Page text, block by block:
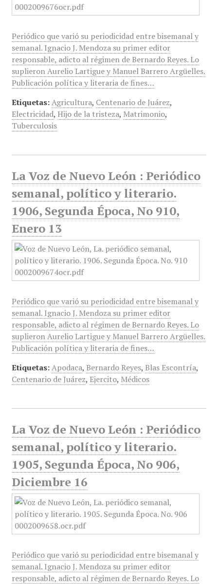
Periódico que varió su periodicidad entre bisemanal y
semanal. Ignacio J. Mendoza su primer editor
responsable, adicto al régimen de Bernardo Reyes. Lo
suplieron Aurelio Lartigue y Manuel Barrero Argüelles.
Publicación política y literaria de fines…
Etiquetas: Agricultura, Centenario de Juárez,
Electricidad, Hijo de la tristeza, Matrimonio,
Tuberculosis
La Voz de Nuevo León : Periódico
semanal, político y literario.
1906, Segunda Época, No 910,
Enero 13
Periódico que varió su periodicidad entre bisemanal y
semanal. Ignacio J. Mendoza su primer editor
responsable, adicto al régimen de Bernardo Reyes. Lo
suplieron Aurelio Lartigue y Manuel Barrero Argüelles.
Publicación política y literaria de fines…
Etiquetas: Apodaca, Bernardo Reyes, Blas Escontría,
Centenario de Juárez, Ejercito, Médicos
La Voz de Nuevo León : Periódico
semanal, político y literario.
1905, Segunda Época, No 906,
Diciembre 16
Periódico que varió su periodicidad entre bisemanal y
semanal. Ignacio J. Mendoza su primer editor
responsable, adicto al régimen de Bernardo Reyes. Lo